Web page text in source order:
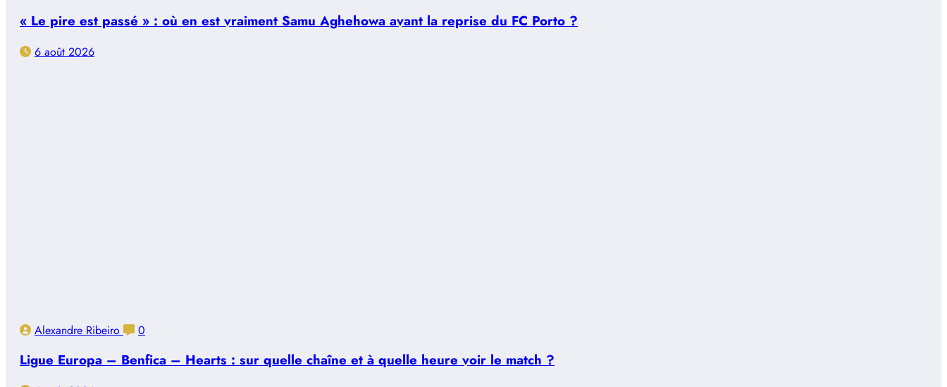
« Le pire est passé » : où en est vraiment Samu Aghehowa avant la reprise du FC Porto ?
6 août 2026
Alexandre Ribeiro 0
Ligue Europa – Benfica – Hearts : sur quelle chaîne et à quelle heure voir le match ?